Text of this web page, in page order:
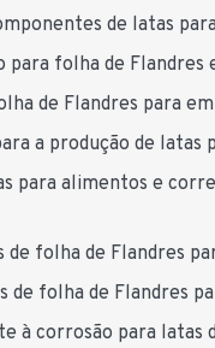
de latas
para folha de
de Flandres para
a produção de latas
para alimentos e
folha de Flandres
de folha de Flandres
à corrosão para latas